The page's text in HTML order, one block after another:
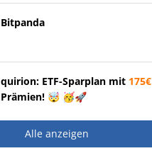
Bitpanda
quirion: ETF-Sparplan mit 175€
Prämien! 🤯 🥳🚀
Alle anzeigen